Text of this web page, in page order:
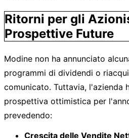
Ritorni per gli
Prospettive Future
Modine non ha annunciato
programmi di dividendi o
comunicato. Tuttavia, l'azienda
prospettiva ottimistica per
prevedendo:
Crescita delle Vendite